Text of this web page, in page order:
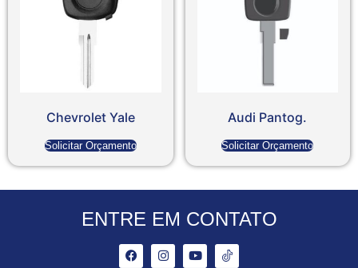
Chevrolet Yale
Solicitar Orçamento
Audi Pantog.
Solicitar Orçamento
ENTRE EM CONTATO